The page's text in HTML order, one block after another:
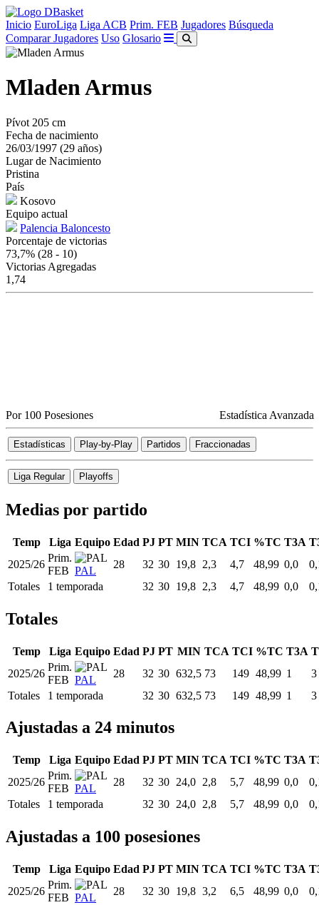
Inicio EuroLiga Liga ACB Prim. FEB Jugadores Búsqueda
Comparar Jugadores Uso Glosario
Mladen Armus
Pívot 205 cm
Fecha de nacimiento
26/03/1997 (29 años)
Lugar de Nacimiento
Pristina
País
Kosovo
Equipo actual
Palencia Baloncesto
Porcentaje de victorias
73,7% (28 - 10)
Victorias Agregadas
1,74
Por 100 Posesiones Estadística Avanzada
Estadísticas Play-by-Play Partidos Fraccionadas
Liga Regular Playoffs
Medias por partido
Temp Liga Equipo Edad PJ PT MIN TCA TCI %TC T3A
2025/26
Prim.
FEB PAL
28 32 30 19,8 2,3 4,7 48,99 0,0
Totales
1 temporada 32 30 19,8 2,3 4,7 48,99 0,0
Totales
Temp Liga Equipo Edad PJ PT MIN TCA TCI %TC T3A
2025/26
Prim.
FEB PAL
28 32 30 632,5 73 149 48,99 1
3
Totales
1 temporada 32 30 632,5 73 149 48,99 1 3
Ajustadas a 24 minutos
Temp Liga Equipo Edad PJ PT MIN TCA TCI %TC T3A
2025/26
Prim.
FEB PAL
28 32 30 24,0 2,8 5,7 48,99 0,0
Totales
1 temporada 32 30 24,0 2,8 5,7 48,99 0,0
Ajustadas a 100 posesiones
Temp Liga Equipo Edad PJ PT MIN TCA TCI %TC T3A
2025/26
Prim.
FEB PAL
28 32 30 19,8 3,2 6,5 48,99 0,0